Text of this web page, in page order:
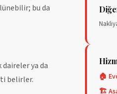
bu da
ya da
belirler.
🏠
🏗️